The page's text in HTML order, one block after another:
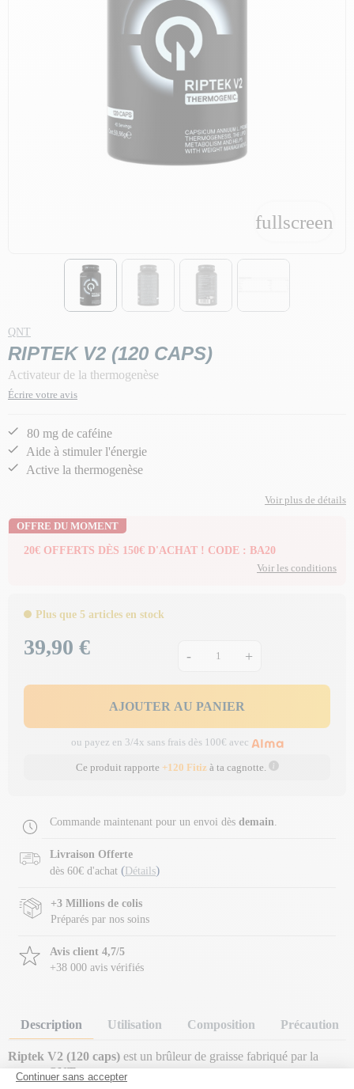
fullscreen
fullscreen
QNT
RIPTEK V2 (120 CAPS)
Activateur de la thermogenèse
Écrire votre avis
80 mg de caféine
Aide à stimuler l'énergie
Active la thermogenèse
Voir plus de détails
OFFRE DU MOMENT
20€ OFFERTS DÈS 150€ D'ACHAT ! CODE : BA20
Voir les conditions
Plus que 5 articles en stock
Prix
39,90 € - +
AJOUTER AU PANIER
ou payez en 3/4x sans frais dès 100€ avec
Ce produit rapporte +120 Fitizà ta cagnotte.
Commande maintenant pour un envoi dès demain.
Livraison Offerte
dès 60€ d'achat ( Détails)
+3 Millions de colis
Préparés par nos soins
Avis client 4,7/5
+38 000 avis vérifiés
Description Utilisation Composition Précaution
Riptek V2 (120 caps) est un brûleur de graisse fabriqué par la
marqueQNT.